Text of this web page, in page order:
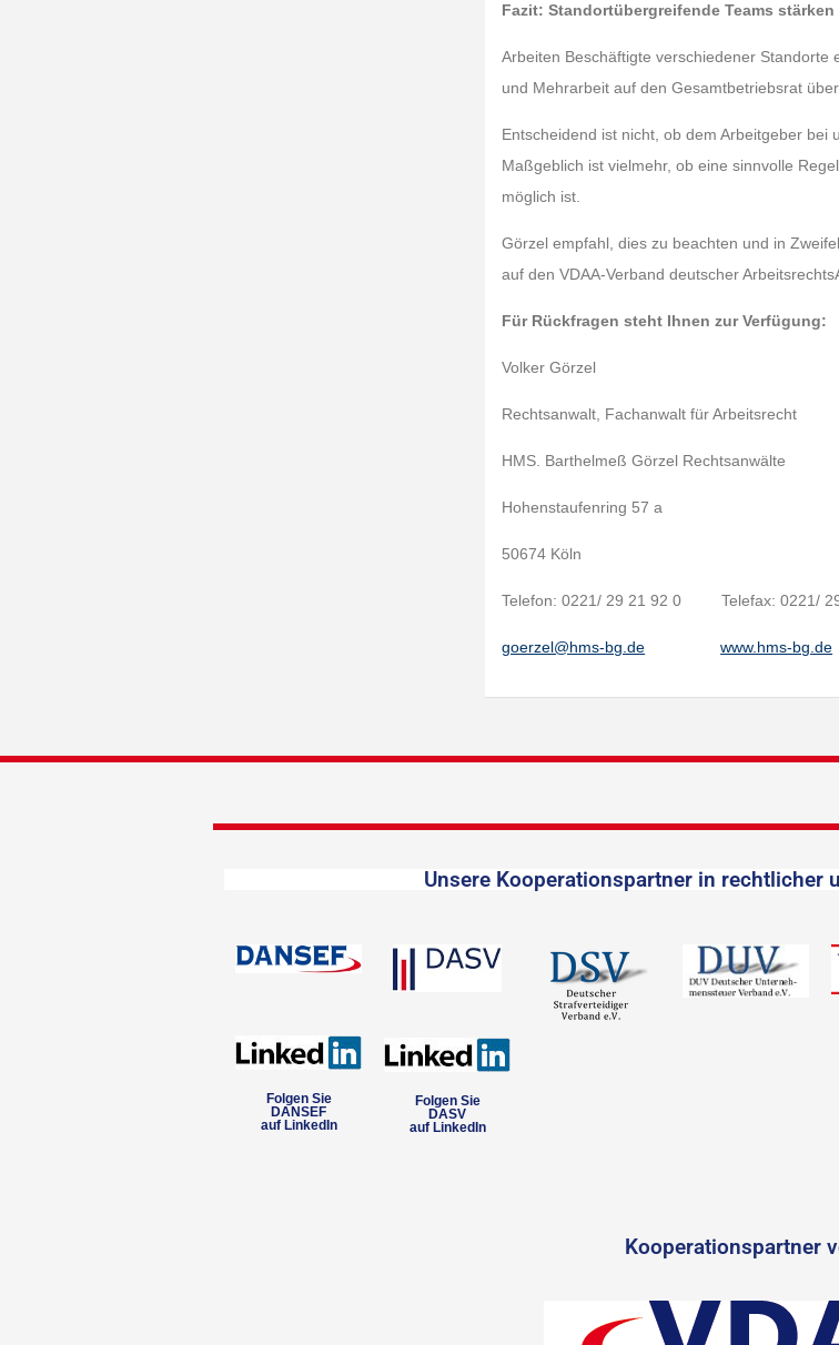
Fazit: Standortübergreifende Teams
Arbeiten Beschäftigte verschiedener Standorte
und Mehrarbeit auf den Gesamtbetriebsrat
Entscheidend ist nicht, ob dem Arbeitgeber bei
Maßgeblich ist vielmehr, ob eine sinnvolle
möglich ist.
Görzel empfahl, dies zu beachten und in
auf den VDAA-Verband deutscher
Für Rückfragen steht Ihnen zur Verfügung:
Volker Görzel
Rechtsanwalt, Fachanwalt für Arbeitsrecht
HMS. Barthelmeß Görzel Rechtsanwälte
Hohenstaufenring 57 a
50674 Köln
Telefon: 0221/ 29 21 92 0 Telefax: 0221/
goerzel@hms-bg.de www.hms-bg.de
Unsere Kooperationspartner in rechtlicher
Folgen Sie
DANSEF
auf LinkedIn
Folgen Sie
DASV
auf LinkedIn
Kooperationspartner